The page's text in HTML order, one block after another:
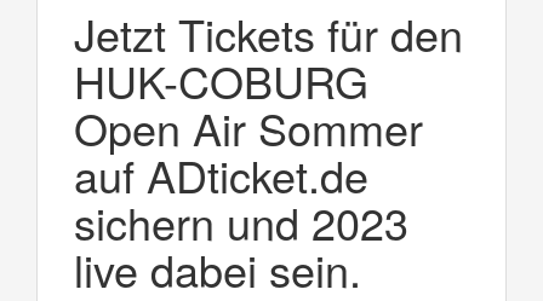
Jetzt Tickets für den
HUK-COBURG
Open Air Sommer
auf ADticket.de
sichern und 2023
live dabei sein.